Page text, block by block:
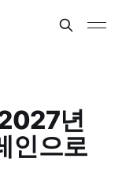
년
인으로